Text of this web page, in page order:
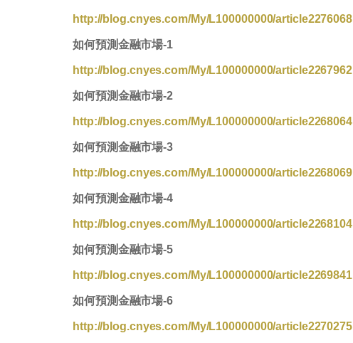
http://blog.cnyes.com/My/L100000000/article2276068
如何預測金融市場-1
http://blog.cnyes.com/My/L100000000/article2267962
如何預測金融市場-2
http://blog.cnyes.com/My/L100000000/article2268064
如何預測金融市場-3
http://blog.cnyes.com/My/L100000000/article2268069
如何預測金融市場-4
http://blog.cnyes.com/My/L100000000/article2268104
如何預測金融市場-5
http://blog.cnyes.com/My/L100000000/article2269841
如何預測金融市場-6
http://blog.cnyes.com/My/L100000000/article2270275